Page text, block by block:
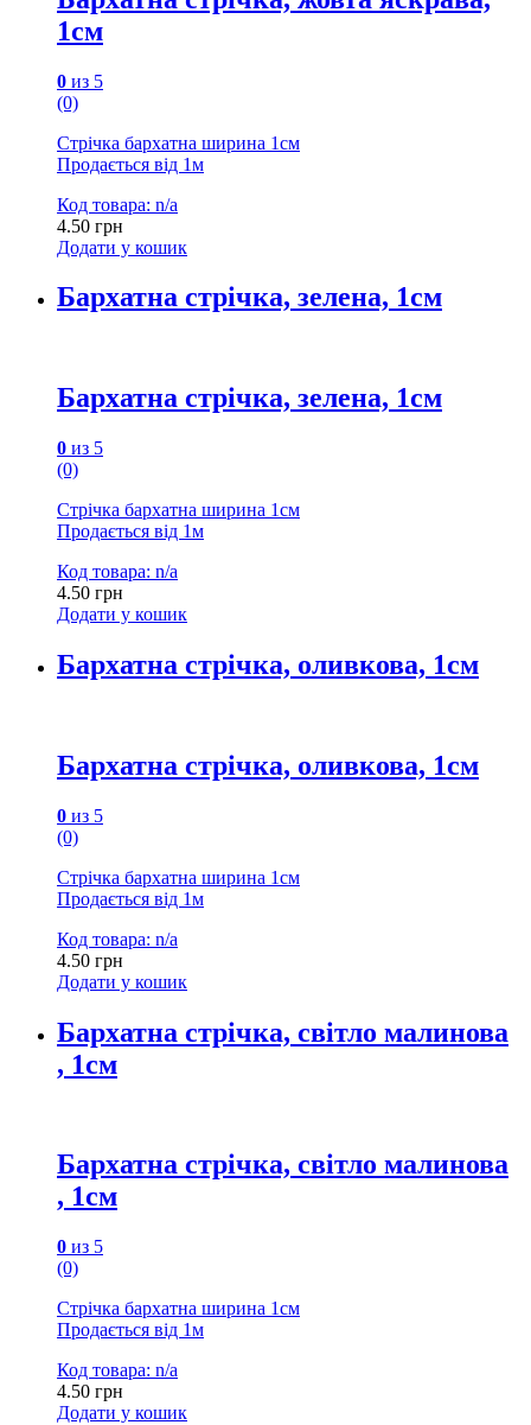
1см
0 из 5
(0)
Стрічка бархатна ширина 1см
Продається від 1м
Код товара: n/a
4.50 грн
Додати у кошик
Бархатна стрічка, зелена, 1см
Бархатна стрічка, зелена, 1см
0 из 5
(0)
Стрічка бархатна ширина 1см
Продається від 1м
Код товара: n/a
4.50 грн
Додати у кошик
Бархатна стрічка, оливкова, 1см
Бархатна стрічка, оливкова, 1см
0 из 5
(0)
Стрічка бархатна ширина 1см
Продається від 1м
Код товара: n/a
4.50 грн
Додати у кошик
Бархатна стрічка, світло малинова
, 1см
Бархатна стрічка, світло малинова
, 1см
0 из 5
(0)
Стрічка бархатна ширина 1см
Продається від 1м
Код товара: n/a
4.50 грн
Додати у кошик